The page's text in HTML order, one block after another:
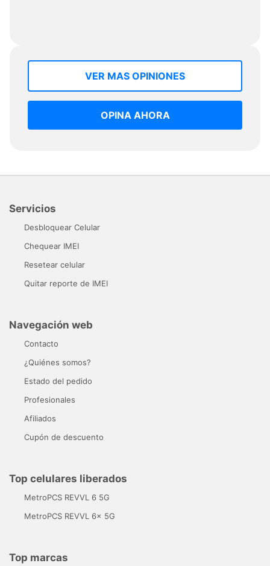
VER MAS OPINIONES
OPINA AHORA
Servicios
Desbloquear Celular
Chequear IMEI
Resetear celular
Quitar reporte de IMEI
Navegación web
Contacto
¿Quiénes somos?
Estado del pedido
Profesionales
Afiliados
Cupón de descuento
Top celulares liberados
MetroPCS REVVL 6 5G
MetroPCS REVVL 6x 5G
Top marcas